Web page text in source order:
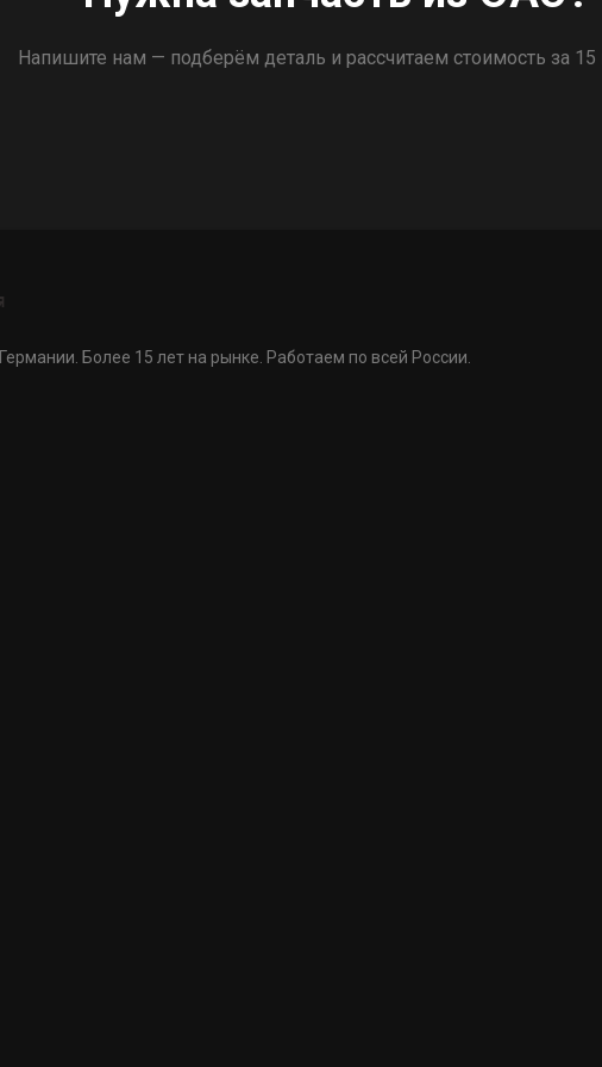
Напишите нам — подберём деталь и рассчитаем стоимость за 15
Более 15 лет на рынке. Работаем по всей России.